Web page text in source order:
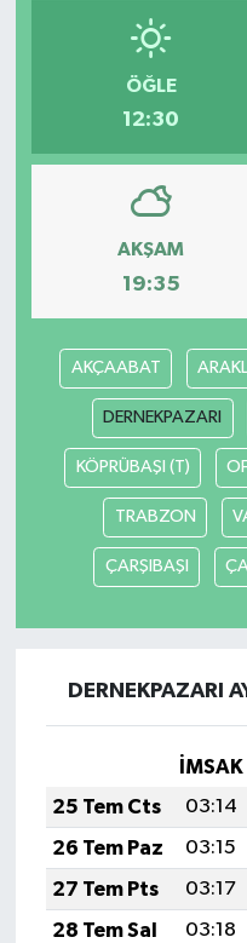
ÖĞLE
12:30
AKŞAM
19:35
AKÇAABAT ARAKLI
DERNEKPAZARI
KÖPRÜBAŞI (T)
TRABZON
ÇARŞIBAŞI
DERNEKPAZARI
İMSAK
25 Tem Cts
03:14
26 Tem Paz
03:15
27 Tem Pts
03:17
28 Tem Sal
03:18